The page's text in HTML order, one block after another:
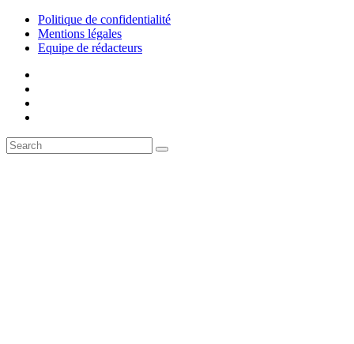
Politique de confidentialité
Mentions légales
Equipe de rédacteurs